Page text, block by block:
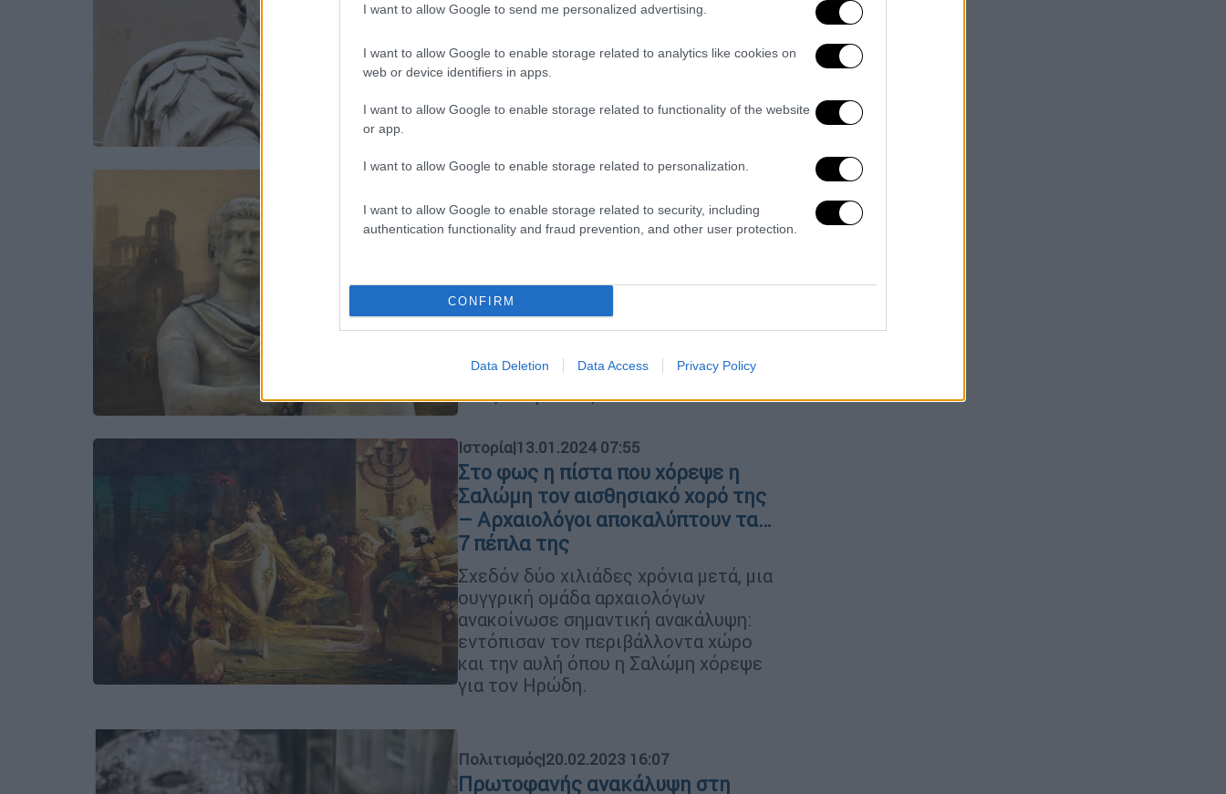
I want to allow Google to send me personalized advertising.
I want to allow Google to enable storage related to analytics like cookies on
web or device identifiers in apps.
I want to allow Google to enable storage related to functionality of the website
or app.
I want to allow Google to enable storage related to personalization.
I want to allow Google to enable storage related to security, including
authentication functionality and fraud prevention, and other user protection.
CONFIRM
Data Deletion Data Access Privacy Policy
κατεστάλη! Σήμερα;
να υπακούσει για νέα εξόρμηση. Στη
συνέχεια, η αδράνεια μετατράπηκε σε
δυσαρέσκεια και η αγανάκτηση έδωσε
Σαν Σήμερα 23.01.2024 00:00
Καλιγούλας: διεστραμμένος,
τύραννος αυτοκράτορας ή απλώς
Kάπως έπρεπε να θολώσουν τα νερά
της Ιστορίας. «Ψυχοπαθής και
Αυτοκράτορας και να το άλλοθι για
τους επόμενους.
Ιστορία|13.01.2024 07:55
Στο φως η πίστα που χόρεψε η
Σαλώμη τον αισθησιακό χορό της
– Αρχαιολόγοι αποκαλύπτουν τα…
7 πέπλα της
Σχεδόν δύο χιλιάδες χρόνια μετά, μια
ουγγρική ομάδα αρχαιολόγων
ανακοίνωσε σημαντική ανακάλυψη:
εντόπισαν τον περιβάλλοντα χώρο
και την αυλή όπου η Σαλώμη χόρεψε
για τον Ηρώδη.
Πολιτισμός|20.02.2023 16:07
Πρωτοφανής ανακάλυψη στη